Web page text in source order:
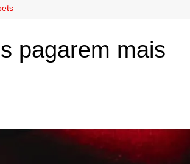
pagarem mais